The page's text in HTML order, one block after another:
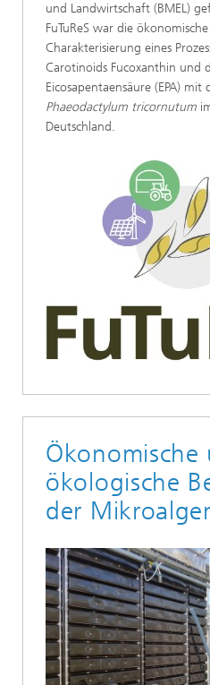
und Landwirtschaft (BMEL)
FuTuReS war die
Charakterisierung eines
Carotinoids Fucoxanthin und
Eicosapentaensäure (EPA) mit
Phaeodactylum tricornutum
Deutschland.
Ökonomische
ökologische
der